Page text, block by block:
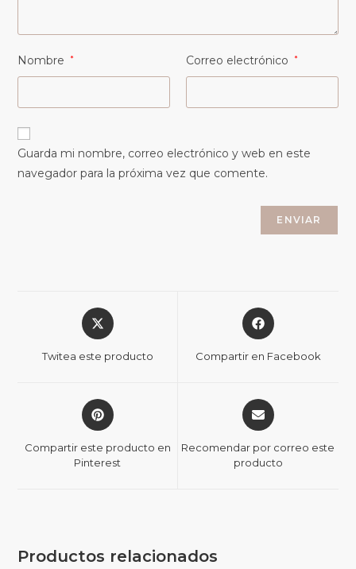
Nombre * Correo electrónico *
Guarda mi nombre, correo electrónico y web en este
navegador para la próxima vez que comente.
Twitea este producto Compartir en Facebook
Compartir este producto en
Pinterest
Recomendar por correo este
producto
Productos relacionados